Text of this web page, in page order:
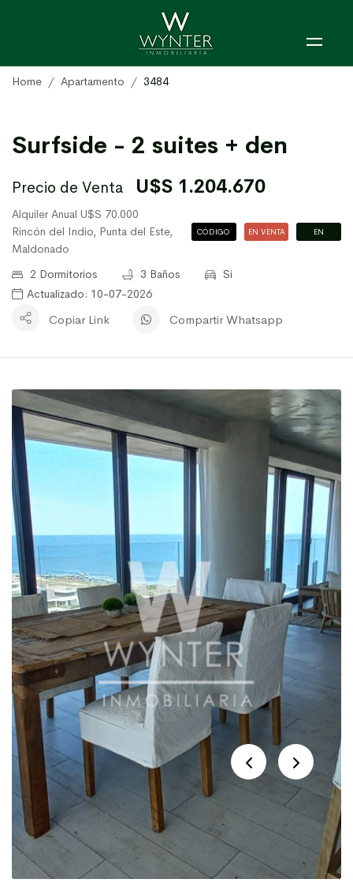
Home Apartamento 3484
Surfside - 2 suites + den
Precio de Venta U$S 1.204.670
Alquiler Anual U$S 70.000
Rincón del Indio, Punta del Este,
Maldonado
CÓDIGO
EN VENTA
EN
2 Dormitorios 3 Baños
Si
Actualizado: 10-07-2026
Copiar Link Compartir Whatsapp